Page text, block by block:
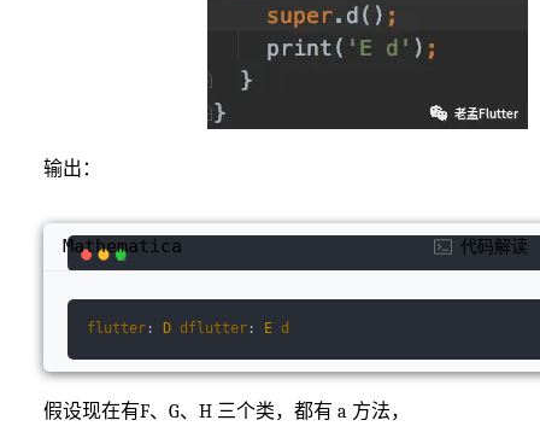
输出：
flutter : D dflutter : E d
Mathematica 代码解读
假设现在有F、G、H 三个类，都有 a 方法，